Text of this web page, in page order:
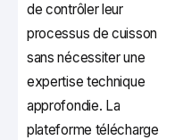
de contrôler leur
processus de cuisson
sans nécessiter une
expertise technique
approfondie. La
plateforme télécharge